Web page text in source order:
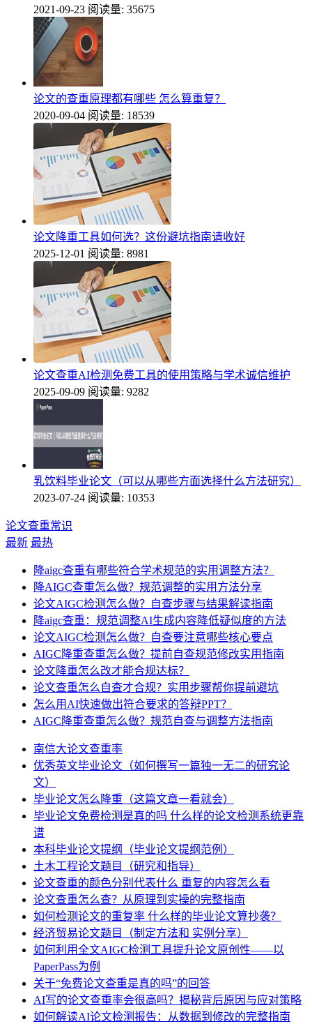
2021-09-23 阅读量: 35675
论文的查重原理都有哪些 怎么算重复？
2020-09-04 阅读量: 18539
论文降重工具如何选？这份避坑指南请收好
2025-12-01 阅读量: 8981
论文查重AI检测免费工具的使用策略与学术诚信维护
2025-09-09 阅读量: 9282
乳饮料毕业论文（可以从哪些方面选择什么方法研究）
2023-07-24 阅读量: 10353
论文查重常识
最新 最热
降aigc查重有哪些符合学术规范的实用调整方法？
降AIGC查重怎么做？规范调整的实用方法分享
论文AIGC检测怎么做？自查步骤与结果解读指南
降aigc查重：规范调整AI生成内容降低疑似度的方法
论文AIGC检测怎么做？自查要注意哪些核心要点
AIGC降重查重怎么做？提前自查规范修改实用指南
论文降重怎么改才能合规达标？
论文查重怎么自查才合规？实用步骤帮你提前避坑
怎么用AI快速做出符合要求的答辩PPT？
AIGC降重查重怎么做？规范自查与调整方法指南
南信大论文查重率
优秀英文毕业论文（如何撰写一篇独一无二的研究论
文）
毕业论文怎么降重（这篇文章一看就会）
毕业论文免费检测是真的吗 什么样的论文检测系统更靠
谱
本科毕业论文提纲（毕业论文提纲范例）
土木工程论文题目（研究和指导）
论文查重的颜色分别代表什么 重复的内容怎么看
论文查重怎么查？从原理到实操的完整指南
如何检测论文的重复率 什么样的毕业论文算抄袭？
经济贸易论文题目（制定方法和 实例分享）
如何利用全文AIGC检测工具提升论文原创性——以
PaperPass为例
关于“免费论文查重是真的吗”的回答
AI写的论文查重率会很高吗？揭秘背后原因与应对策略
如何解读AI论文检测报告：从数据到修改的完整指南